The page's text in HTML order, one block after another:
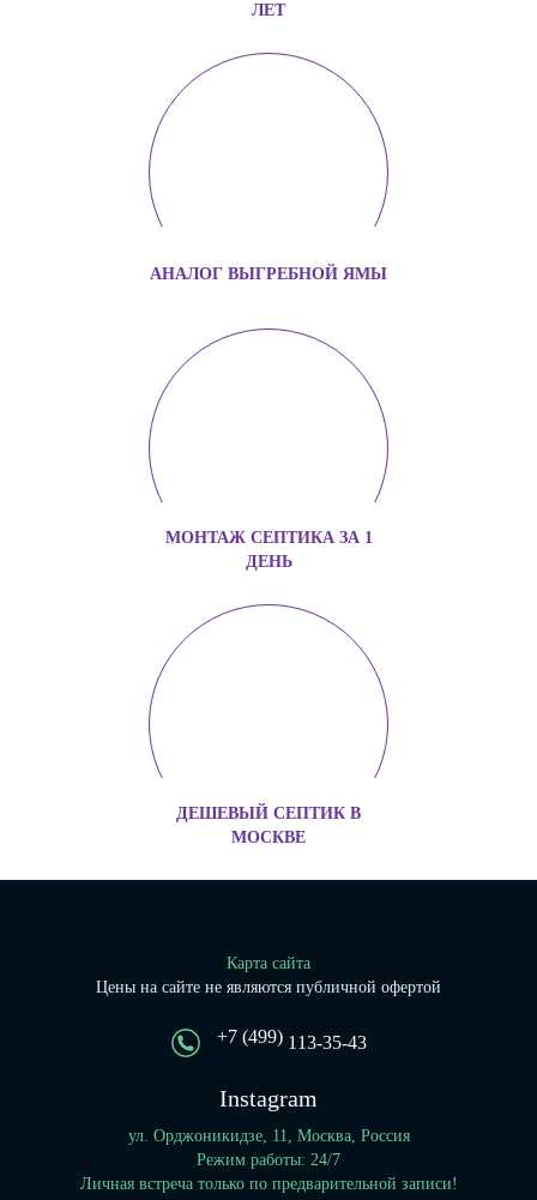
ЛЕТ
АНАЛОГ ВЫГРЕБНОЙ ЯМЫ
МОНТАЖ СЕПТИКА ЗА 1
ДЕНЬ
ДЕШЕВЫЙ СЕПТИК В
МОСКВЕ
Карта сайта
Цены на сайте не являются публичной офертой
+7 (499)113-35-43
Instagram
ул. Орджоникидзе, 11, Москва, Россия
Режим работы: 24/7
Личная встреча только по предварительной записи!